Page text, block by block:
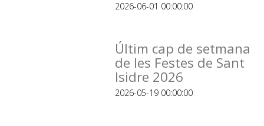
2026-06-01 00:00:00
Últim cap de setmana
de les Festes de Sant
Isidre 2026
2026-05-19 00:00:00